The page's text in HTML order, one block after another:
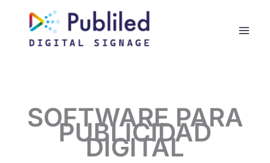
SOFTWARE PARA
PUBLICIDAD
DIGITAL